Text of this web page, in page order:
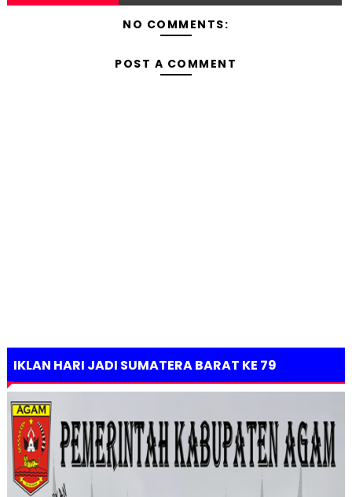
NO COMMENTS:
POST A COMMENT
IKLAN HARI JADI SUMATERA BARAT KE 79